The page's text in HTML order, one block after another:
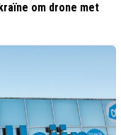
om drone met